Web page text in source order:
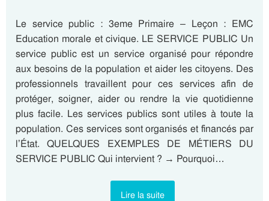
Le service public : 3eme Primaire – Leçon : EMC
Education morale et civique. LE SERVICE PUBLIC Un
service public est un service organisé pour répondre
aux besoins de la population et aider les citoyens. Des
professionnels travaillent pour ces services afin de
protéger, soigner, aider ou rendre la vie quotidienne
plus facile. Les services publics sont utiles à toute la
population. Ces services sont organisés et financés par
l’État. QUELQUES EXEMPLES DE MÉTIERS DU
SERVICE PUBLIC Qui intervient ? → Pourquoi…
Lire la suite